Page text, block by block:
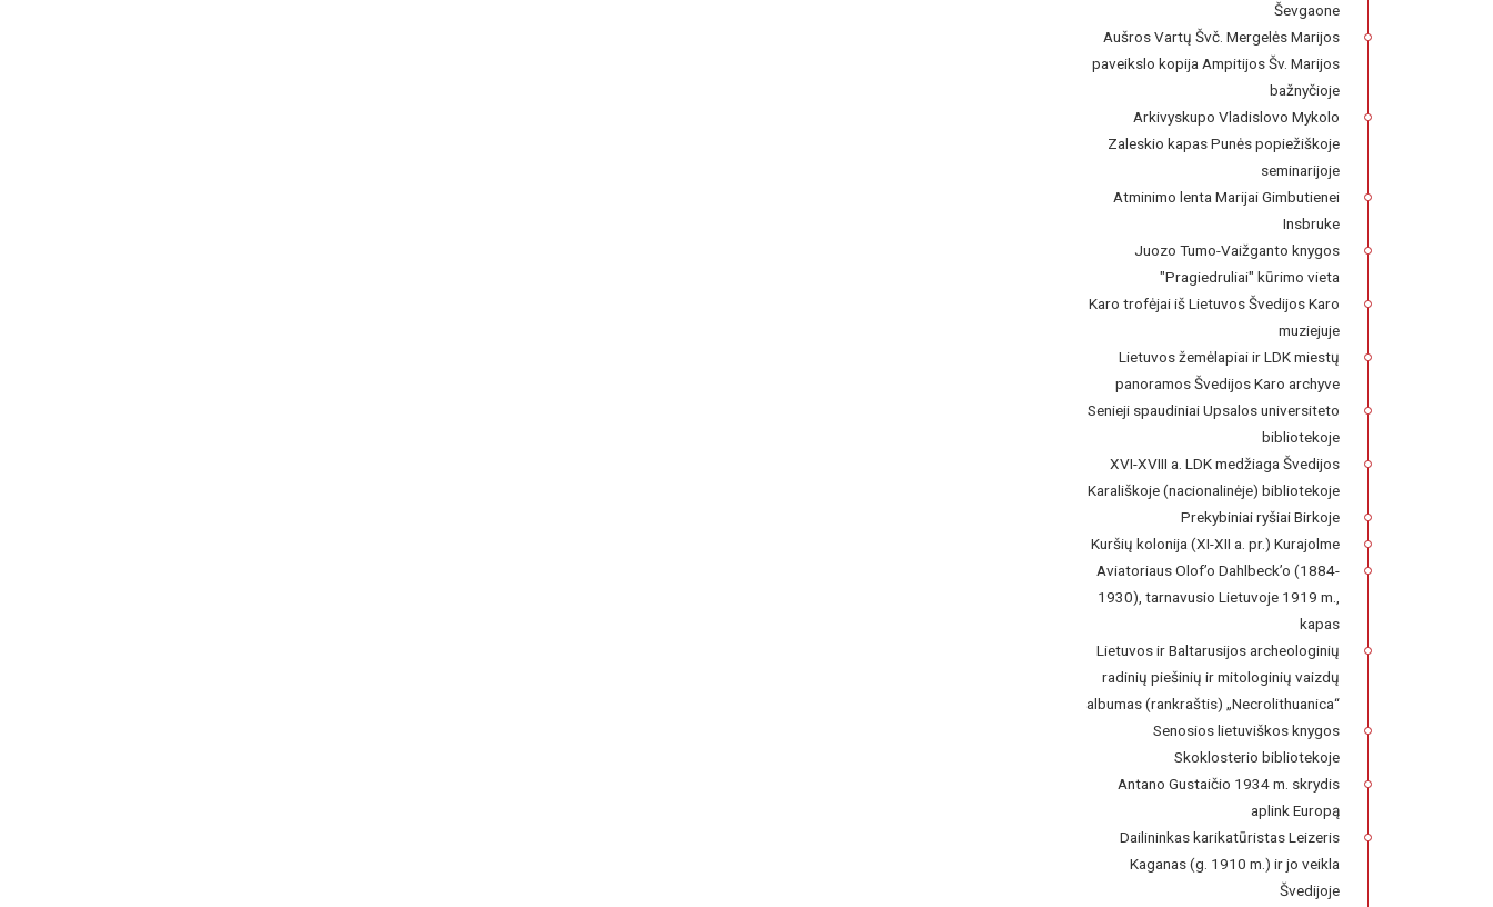
Ševgaone
Aušros Vartų Švč. Mergelės Marijos
paveikslo kopija Ampitijos Šv. Marijos
bažnyčioje
Arkivyskupo Vladislovo Mykolo
Zaleskio kapas Punės popiežiškoje
seminarijoje
Atminimo lenta Marijai Gimbutienei
Insbruke
Juozo Tumo-Vaižganto knygos
"Pragiedruliai" kūrimo vieta
Karo trofėjai iš Lietuvos Švedijos Karo
muziejuje
Lietuvos žemėlapiai ir LDK miestų
panoramos Švedijos Karo archyve
Senieji spaudiniai Upsalos universiteto
bibliotekoje
XVI-XVIII a. LDK medžiaga Švedijos
Karališkoje (nacionalinėje) bibliotekoje
Prekybiniai ryšiai Birkoje
Kuršių kolonija (XI-XII a. pr.) Kurajolme
Aviatoriaus Olof’o Dahlbeck’o (1884-
1930), tarnavusio Lietuvoje 1919 m.,
kapas
Lietuvos ir Baltarusijos archeologinių
radinių piešinių ir mitologinių vaizdų
albumas (rankraštis) „Necrolithuanica“
Senosios lietuviškos knygos
Skoklosterio bibliotekoje
Antano Gustaičio 1934 m. skrydis
aplink Europą
Dailininkas karikatūristas Leizeris
Kaganas (g. 1910 m.) ir jo veikla
Švedijoje